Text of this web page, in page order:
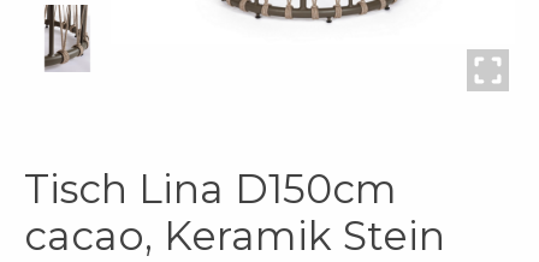
Tisch Lina D150cm
cacao, Keramik Stein